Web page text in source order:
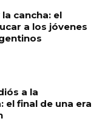
cancha: el
a los jóvenes
a la
el final de una era